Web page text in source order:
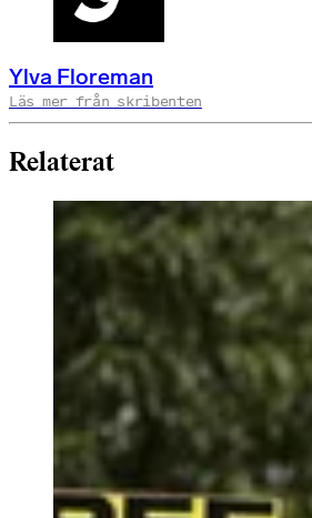
Ylva Floreman
Läs mer från skribenten
Relaterat